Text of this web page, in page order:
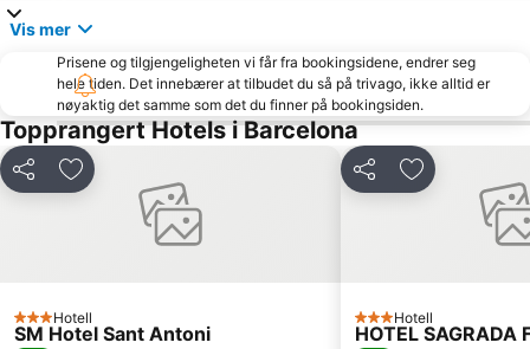
Passeig de Gràcia
Platja de Castelldefels
Sant Antoni
Plaça d'Espanya
Dyreparken i Barcelona
Barcelona Akvarium
Barcelona City Hall
Palau Sant Jordi
El Raval
Rambla de Catalunya
Diagonal Mar i el Front Marítim del Poblenou
Barcelona Nord busstasjon
Olimpic Havn
Sants-Montjuïc
Vis mer
Prisene og tilgjengeligheten vi får fra bookingsidene, endrer seg
hele tiden. Det innebærer at tilbudet du så på trivago, ikke alltid er
nøyaktig det samme som det du finner på bookingsiden.
Topprangert Hotels i Barcelona
Del Legg til i favoritter
3 Stjerner
Hotell
SM Hotel Sant Antoni
Del Legg til i
3 Stjerner
Hotell
HOTEL SAGRADA